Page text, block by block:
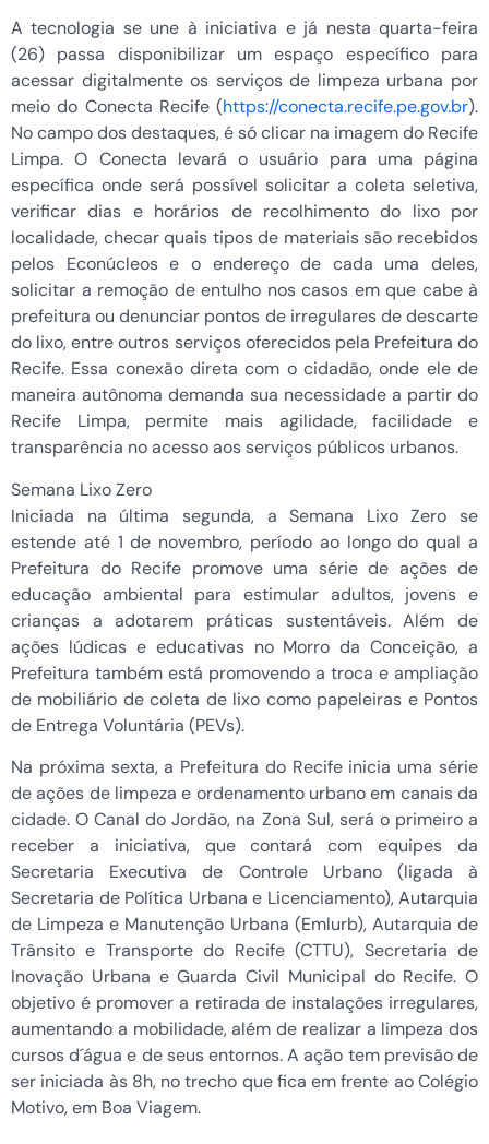
A tecnologia se une à iniciativa e já nesta quarta-feira
(26) passa disponibilizar um espaço específico para
acessar digitalmente os serviços de limpeza urbana por
meio do Conecta Recife (https://conecta.recife.pe.gov.br).
No campo dos destaques, é só clicar na imagem do Recife
Limpa. O Conecta levará o usuário para uma página
específica onde será possível solicitar a coleta seletiva,
verificar dias e horários de recolhimento do lixo por
localidade, checar quais tipos de materiais são recebidos
pelos Econúcleos e o endereço de cada uma deles,
solicitar a remoção de entulho nos casos em que cabe à
prefeitura ou denunciar pontos de irregulares de descarte
do lixo, entre outros serviços oferecidos pela Prefeitura do
Recife. Essa conexão direta com o cidadão, onde ele de
maneira autônoma demanda sua necessidade a partir do
Recife Limpa, permite mais agilidade, facilidade e
transparência no acesso aos serviços públicos urbanos.
Semana Lixo Zero
Iniciada na última segunda, a Semana Lixo Zero se
estende até 1 de novembro, período ao longo do qual a
Prefeitura do Recife promove uma série de ações de
educação ambiental para estimular adultos, jovens e
crianças a adotarem práticas sustentáveis. Além de
ações lúdicas e educativas no Morro da Conceição, a
Prefeitura também está promovendo a troca e ampliação
de mobiliário de coleta de lixo como papeleiras e Pontos
de Entrega Voluntária (PEVs).
Na próxima sexta, a Prefeitura do Recife inicia uma série
de ações de limpeza e ordenamento urbano em canais da
cidade. O Canal do Jordão, na Zona Sul, será o primeiro a
receber a iniciativa, que contará com equipes da
Secretaria Executiva de Controle Urbano (ligada à
Secretaria de Política Urbana e Licenciamento), Autarquia
de Limpeza e Manutenção Urbana (Emlurb), Autarquia de
Trânsito e Transporte do Recife (CTTU), Secretaria de
Inovação Urbana e Guarda Civil Municipal do Recife. O
objetivo é promover a retirada de instalações irregulares,
aumentando a mobilidade, além de realizar a limpeza dos
cursos d´água e de seus entornos. A ação tem previsão de
ser iniciada às 8h, no trecho que fica em frente ao Colégio
Motivo, em Boa Viagem.